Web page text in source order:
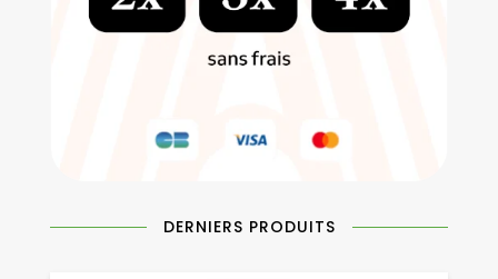
DERNIERS PRODUITS